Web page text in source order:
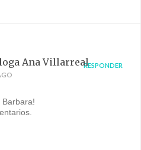
Ana VillarrealRESPONDER